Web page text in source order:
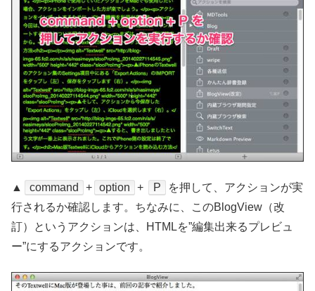
▲ command + option + P
を押して、アクションが実
行されるか確認します。ちなみに、このBlogView（改
訂）というアクションは、HTMLを”編集出来るプレビュ
ー”にするアクションです。